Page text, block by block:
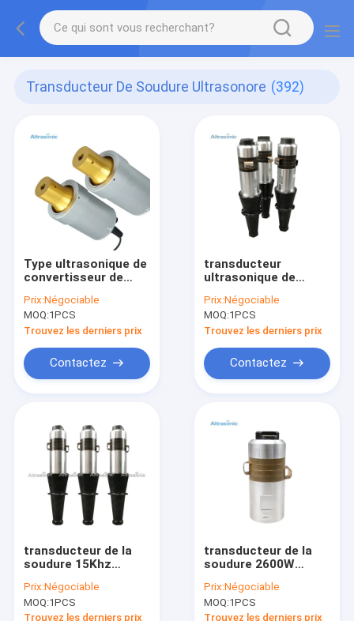
Transducteur De Soudure Ultrasonore (392)
Type ultrasonique de
convertisseur de
transducteur de
soudure ultrasonore
de Dukane 41S30
Prix:Négociable
MOQ:1PCS
Trouvez les derniers prix
Contactez
transducteur
ultrasonique de
la machine de
soudure de masque
Prix:Négociable
MOQ:1PCS
Trouvez les derniers prix
Contactez
transducteur de la
soudure 15Khz
propulseur
Prix:Négociable
MOQ:1PCS
Trouvez les derniers prix
transducteur de la
soudure 2600W
Prix:Négociable
MOQ:1PCS
Trouvez les derniers prix